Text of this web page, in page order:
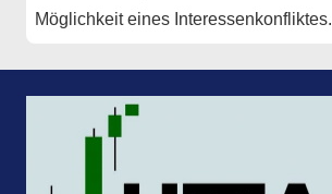
Möglichkeit eines Interessenkonfliktes.